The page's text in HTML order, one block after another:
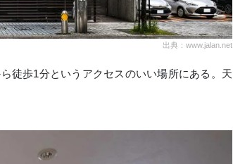
出典：www.jalan.net
徒歩1分というアクセスのいい場所にある。天